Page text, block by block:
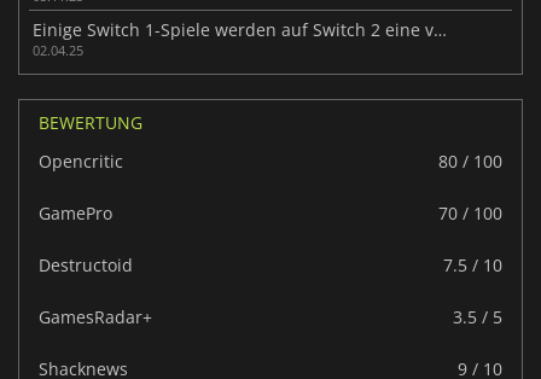
Einige Switch 1-Spiele werden auf Switch 2 eine verbesserte Version erhalten
02.04.25
BEWERTUNG
Opencritic
80 / 100
GamePro 70 / 100
Destructoid 7.5 / 10
GamesRadar+ 3.5 / 5
Shacknews 9 / 10